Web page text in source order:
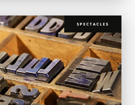
SPECTACLES